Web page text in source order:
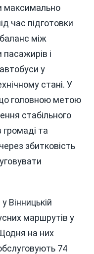
максимально
час підготовки
між
і
у
стані. У
головною метою
стабільного
та
збитковість
Вінницькій
маршрутів у
на них
74